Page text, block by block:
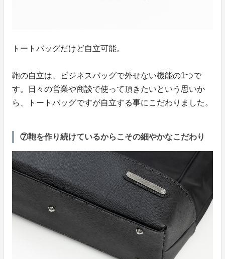
トートバッグだけど自立可能。
鞄の自立は、ビジネスバッグで外せない機能の1つで
す。日々の営業や商談で使って頂きたいという思いか
ら、トートバッグですが自立する事にこだわりました。
⑦鞄を作り続けているからこその細やかなこだわり